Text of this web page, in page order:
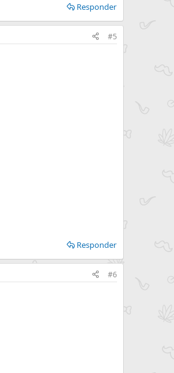
Responder
#5
Responder
#6